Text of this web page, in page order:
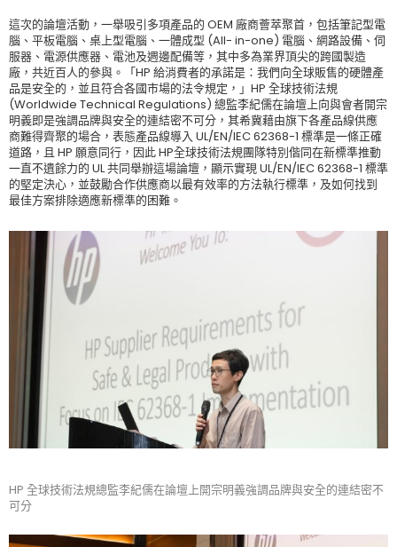
這次的論壇活動，一舉吸引多項產品的 OEM 廠商薈萃聚首，包括筆記型電
腦、平板電腦、桌上型電腦、一體成型 (All- in-one) 電腦、網路設備、伺
服器、電源供應器、電池及週邊配備等，其中多為業界頂尖的跨國製造
廠，共近百人的參與。「HP 給消費者的承諾是：我們向全球販售的硬體產
品是安全的，並且符合各國市場的法令規定，」HP 全球技術法規
(Worldwide Technical Regulations) 總監李紀儒在論壇上向與會者開宗
明義即是強調品牌與安全的連結密不可分，其希冀藉由旗下各產品線供應
商難得齊聚的場合，表態產品線導入 UL/EN/IEC 62368-1 標準是一條正確
道路，且 HP 願意同行，因此 HP全球技術法規團隊特別偕同在新標準推動
一直不遺餘力的 UL 共同舉辦這場論壇，顯示實現 UL/EN/IEC 62368-1 標準
的堅定決心，並鼓勵合作供應商以最有效率的方法執行標準，及如何找到
最佳方案排除適應新標準的困難。
HP 全球技術法規總監李紀儒在論壇上開宗明義強調品牌與安全的連結密不
可分